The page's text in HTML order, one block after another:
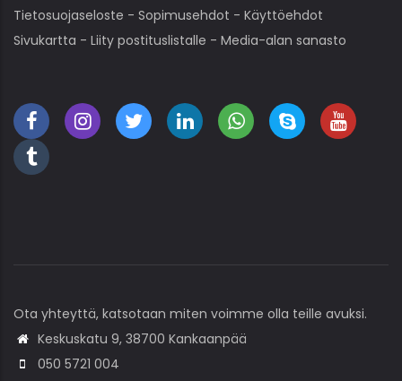
Tietosuojaseloste - Sopimusehdot - Käyttöehdot
Sivukartta - Liity postituslistalle - Media-alan sanasto
Ota yhteyttä, katsotaan miten voimme olla teille avuksi.
Keskuskatu 9, 38700 Kankaanpää
050 5721 004